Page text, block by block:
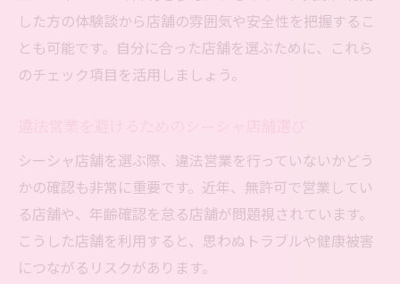
した方の体験談から店舗の雰囲気や安全性を把握するこ
とも可能です。自分に合った店舗を選ぶために、これら
のチェック項目を活用しましょう。
シーシャ店舗を選ぶ際、違法営業を行っていないかどう
かの確認も非常に重要です。近年、無許可で営業してい
る店舗や、年齢確認を怠る店舗が問題視されています。
こうした店舗を利用すると、思わぬトラブルや健康被害
につながるリスクがあります。